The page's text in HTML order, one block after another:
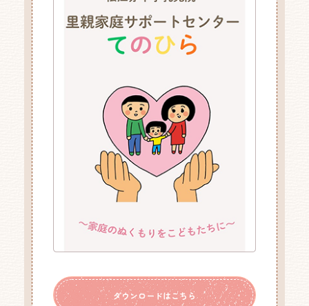
ダウンロードはこちら